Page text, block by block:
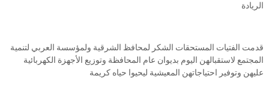
الريادة
قدمت الفتيات المستحقات الشكر لمحافظ الشرقية ولمؤسسة العربي لتنمية
المجتمع لاستقبالهن اليوم بديوان عام المحافظة وتوزيع الأجهزة الكهربائية
عليهن وتوفير احتياجاتهن المعيشية ليحيوا حياه كريمة